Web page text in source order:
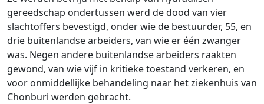
gereedschap ondertussen werd de dood van vier
slachtoffers bevestigd, onder wie de bestuurder, 55, en
drie buitenlandse arbeiders, van wie er één zwanger
was. Negen andere buitenlandse arbeiders raakten
gewond, van wie vijf in kritieke toestand verkeren, en
voor onmiddellijke behandeling naar het ziekenhuis van
Chonburi werden gebracht.